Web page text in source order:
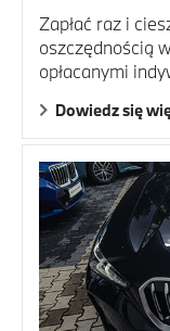
Zapłać raz i
oszczędnością
opłacanymi
Dowiedz się